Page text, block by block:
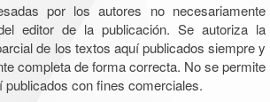
por los autores no necesariamente
editor de la publicación. Se autoriza la
de los textos aquí publicados siempre y
completa de forma correcta. No se permite
publicados con fines comerciales.